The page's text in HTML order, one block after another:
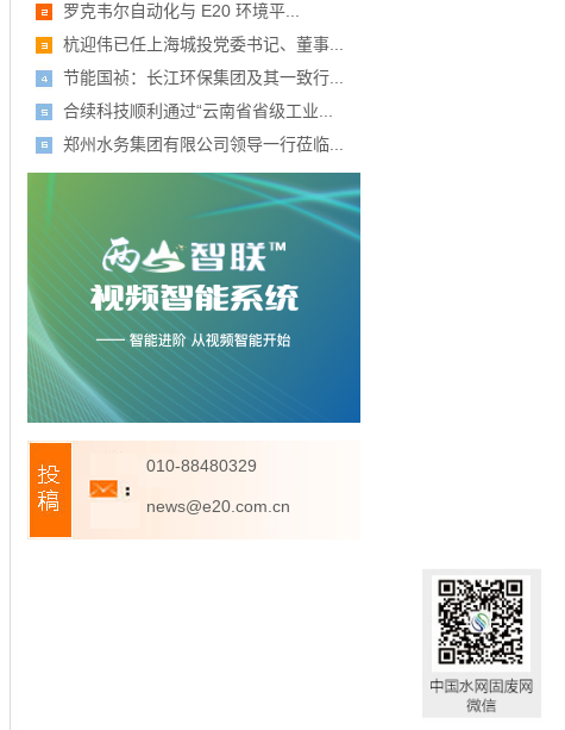
罗克韦尔自动化与 E20 环境平...
杭迎伟已任上海城投党委书记、董事...
节能国祯：长江环保集团及其一致行...
合续科技顺利通过“云南省省级工业...
郑州水务集团有限公司领导一行莅临...
010-88480329
news@e20.com.cn